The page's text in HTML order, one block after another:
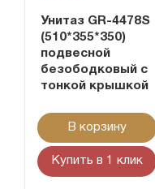
Унитаз GR-4478S
(510*355*350)
подвесной
безободковый с
тонкой крышкой
В корзину
Купить в 1 клик